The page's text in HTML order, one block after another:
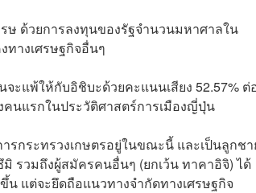
ษ ด้วยการลงทุนของรัฐจำนวนมหาศาลใน
างเศรษฐกิจอื่นๆ
ะแพ้ให้กับอิชิบะด้วยคะแนนเสียง 52.57% ต่
คนแรกในประวัติศาสตร์การเมืองญี่ปุ่น
กระทรวงเกษตรอยู่ในขณะนี้ และเป็นลูกชา
รวมถึงผู้สมัครคนอื่นๆ (ยกเว้น ทาคาอิจิ) ได้
แต่จะยึดถือแนวทางจำกัดทางเศรษฐกิจ